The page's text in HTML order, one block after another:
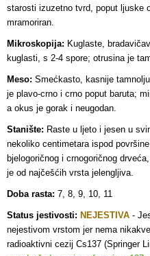
starosti izuzetno tvrd, poput ljuske
mramoriran.
Mikroskopija: Kuglaste,
kuglasti, s 2-4 spore; otrusina je
Meso: Smećkasto, kasnije
je plavo-crno i crno poput baruta;
a okus je gorak i neugodan.
Stanište: Raste u ljeto i jesen u
nekoliko centimetara ispod
bjelogoričnog i crnogoričnog
je od najčešćih vrsta jelengljiva.
Doba rasta: 7, 8, 9, 10, 11
Status jestivosti: NEJESTIVA -
nejestivom vrstom jer nema
radioaktivni cezij Cs137 (Springer